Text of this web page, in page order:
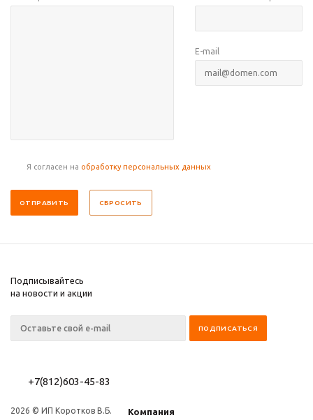
E-mail
Я согласен на обработку персональных данных
СБРОСИТЬ
Подписывайтесь
на новости и акции
+7(812)603-45-83
2026 © ИП Коротков В.Б.
Компания